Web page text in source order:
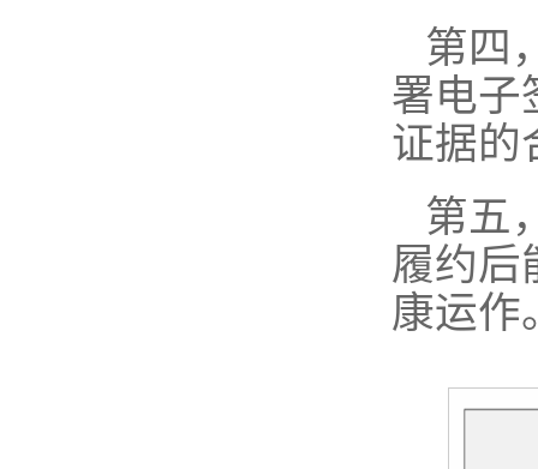
第四
署电子
证据的
第五
履约后
康运作